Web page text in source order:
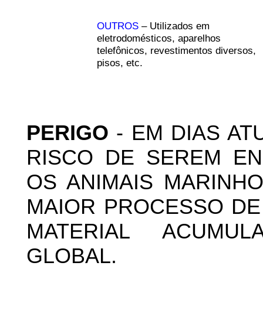
OUTROS– Utilizados em
eletrodomésticos, aparelhos
telefônicos, revestimentos diversos,
pisos, etc.
PERIGO - EM DIAS
RISCO DE SEREM
OS ANIMAIS
MAIOR PROCESSO
MATERIAL
GLOBAL.